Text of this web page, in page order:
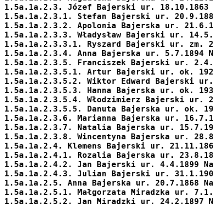
1.5a.1a.2.3. Józef Bajerski ur. 18.10.1863
1.5a.1a.2.3.1. Stefan Bajerski ur. 20.9.1888
1.5a.1a.2.3.2. Apolonia Bajerska ur.
1.5a.1a.2.3.3. Władysław Bajerski ur.
1.5a.1a.2.3.3.1. Ryszard Bajerski ur. zm.
1.5a.1a.2.3.4. Anna Bajerska ur. 5.7.1894
1.5a.1a.2.3.5. Franciszek Bajerski ur.
1.5a.1a.2.3.5.1. Artur Bajerski ur. ok. 1926
1.5a.1a.2.3.5.2. Wiktor Edward Bajerski ur.
1.5a.1a.2.3.5.3. Hanna Bajerska ur. ok. 1932
1.5a.1a.2.3.5.4. Włodzimierz Bajerski ur.
1.5a.1a.2.3.5.5. Danuta Bajerska ur. ok.
1.5a.1a.2.3.6. Marianna Bajerska ur.
1.5a.1a.2.3.7. Natalia Bajerska ur.
1.5a.1a.2.3.8. Wincentyna Bajerska ur.
1.5a.1a.2.4. Klemens Bajerski ur.
1.5a.1a.2.4.1. Rozalia Bajerska ur.
1.5a.1a.2.4.2. Jan Bajerski ur. 4.4.1899
1.5a.1a.2.4.3. Julian Bajerski ur.
1.5a.1a.2.5. Anna Bajerska ur. 20.7.1868
1.5a.1a.2.5.1. Małgorzata Miradzka ur.
1.5a.1a.2.5.2. Jan Miradzki ur. 24.2.1897